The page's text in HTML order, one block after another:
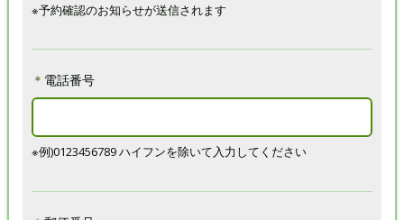
※予約確認のお知らせが送信されます
＊ 電話番号
※例)0123456789 ハイフンを除いて入力してください